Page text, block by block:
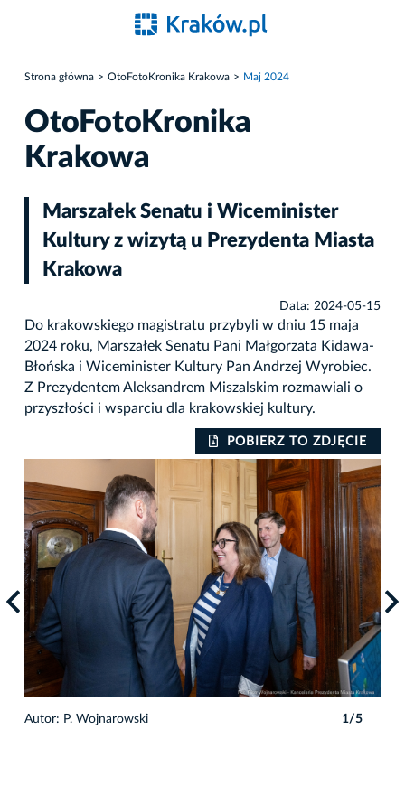
Strona główna OtoFotoKronika Krakowa Maj 2024
OtoFotoKronika
Krakowa
Marszałek Senatu i Wiceminister
Kultury z wizytą u Prezydenta Miasta
Krakowa
Data: 2024-05-15
Do krakowskiego magistratu przybyli w dniu 15 maja
2024 roku, Marszałek Senatu Pani Małgorzata Kidawa-
Błońska i Wiceminister Kultury Pan Andrzej Wyrobiec.
Z Prezydentem Aleksandrem Miszalskim rozmawiali o
przyszłości i wsparciu dla krakowskiej kultury.
POBIERZ TO ZDJĘCIE
Autor: P. Wojnarowski 1/5